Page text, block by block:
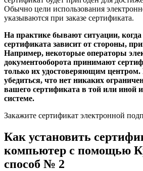
Обычно цели использования
указываются при заказе сертификата.
На практике бывают ситуации,
сертификата зависит от стороны,
Например, некоторые операторы
документооборота принимают
только их удостоверяющим центром.
убедиться, что нет никаких
вашего сертификата в той или иной
системе.
Закажите сертификат электронной
Как установить
компьютер с помощью
способ № 2